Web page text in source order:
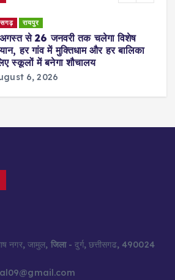
रायपुर
से 26 जनवरी तक चलेगा विशेष
हर गांव में मुक्तिधाम और हर बालिका
स्कूलों में बनेगा शौचालय
6, 2026
नगर, जामुल, जिला- दुर्ग, छत्तीसगढ, 490024